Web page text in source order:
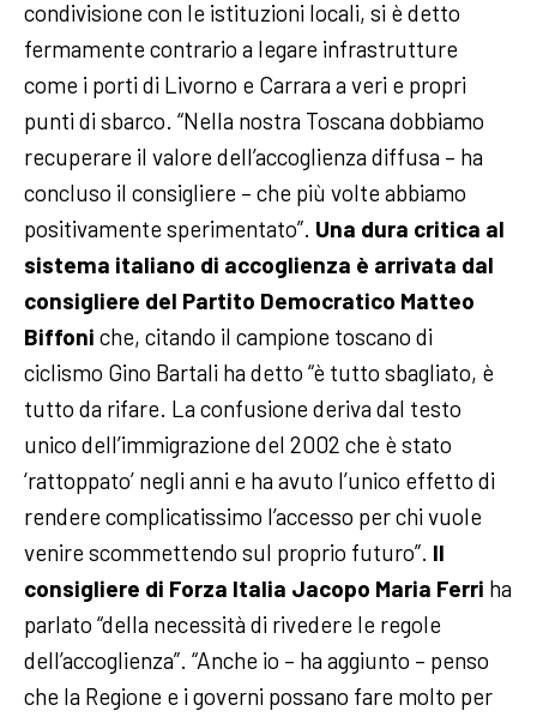
condivisione con le istituzioni locali, si è detto
fermamente contrario a legare infrastrutture
come i porti di Livorno e Carrara a veri e propri
punti di sbarco. “Nella nostra Toscana dobbiamo
recuperare il valore dell’accoglienza diffusa – ha
concluso il consigliere – che più volte abbiamo
positivamente sperimentato”. Una dura critica al
sistema italiano di accoglienza è arrivata dal
consigliere del Partito Democratico Matteo
Biffoni che, citando il campione toscano di
ciclismo Gino Bartali ha detto “è tutto sbagliato, è
tutto da rifare. La confusione deriva dal testo
unico dell’immigrazione del 2002 che è stato
‘rattoppato’ negli anni e ha avuto l’unico effetto di
rendere complicatissimo l’accesso per chi vuole
venire scommettendo sul proprio futuro”. Il
consigliere di Forza Italia Jacopo Maria Ferri ha
parlato “della necessità di rivedere le regole
dell’accoglienza”. “Anche io – ha aggiunto – penso
che la Regione e i governi possano fare molto per